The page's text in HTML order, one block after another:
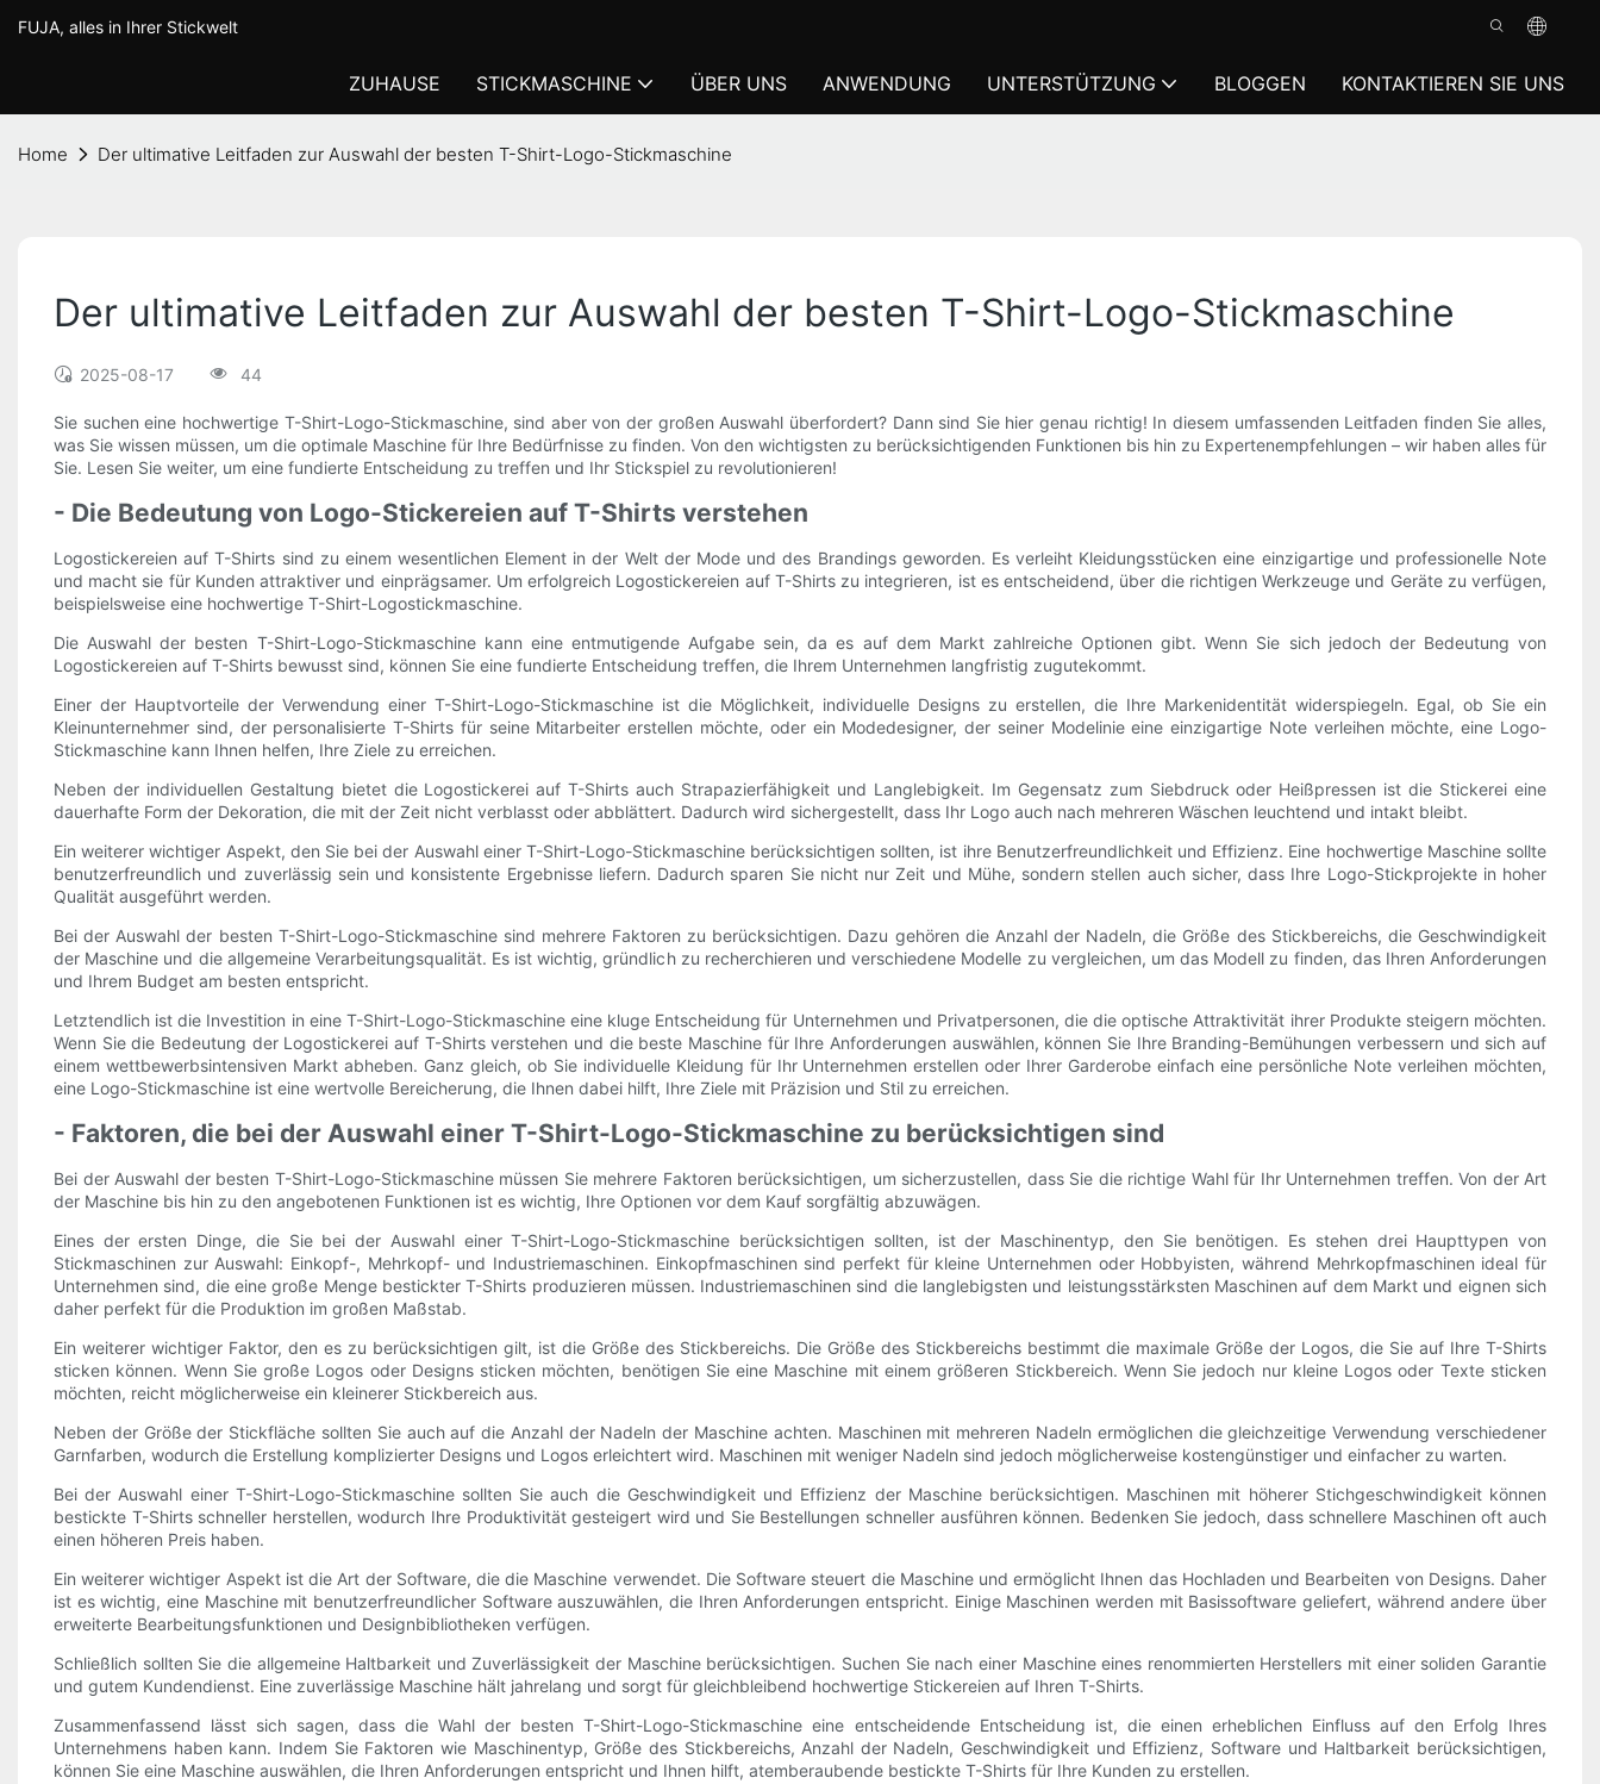
FUJA, alles in Ihrer Stickwelt
ZUHAUSE STICKMASCHINE ÜBER UNS ANWENDUNG UNTERSTÜTZUNG BLOGGEN KONTAKTIEREN SIE UNS
Home Der ultimative Leitfaden zur Auswahl der besten T-Shirt-Logo-Stickmaschine
Der ultimative Leitfaden zur Auswahl der besten T-Shirt-Logo-Stickmaschine
2025-08-17 44
Sie suchen eine hochwertige T-Shirt-Logo-Stickmaschine, sind aber von der großen Auswahl überfordert? Dann sind Sie hier genau richtig! In diesem umfassenden Leitfaden finden Sie alles,
was Sie wissen müssen, um die optimale Maschine für Ihre Bedürfnisse zu finden. Von den wichtigsten zu berücksichtigenden Funktionen bis hin zu Expertenempfehlungen – wir haben alles für
Sie. Lesen Sie weiter, um eine fundierte Entscheidung zu treffen und Ihr Stickspiel zu revolutionieren!
- Die Bedeutung von Logo-Stickereien auf T-Shirts verstehen
Logostickereien auf T-Shirts sind zu einem wesentlichen Element in der Welt der Mode und des Brandings geworden. Es verleiht Kleidungsstücken eine einzigartige und professionelle Note
und macht sie für Kunden attraktiver und einprägsamer. Um erfolgreich Logostickereien auf T-Shirts zu integrieren, ist es entscheidend, über die richtigen Werkzeuge und Geräte zu verfügen,
beispielsweise eine hochwertige T-Shirt-Logostickmaschine.
Die Auswahl der besten T-Shirt-Logo-Stickmaschine kann eine entmutigende Aufgabe sein, da es auf dem Markt zahlreiche Optionen gibt. Wenn Sie sich jedoch der Bedeutung von
Logostickereien auf T-Shirts bewusst sind, können Sie eine fundierte Entscheidung treffen, die Ihrem Unternehmen langfristig zugutekommt.
Einer der Hauptvorteile der Verwendung einer T-Shirt-Logo-Stickmaschine ist die Möglichkeit, individuelle Designs zu erstellen, die Ihre Markenidentität widerspiegeln. Egal, ob Sie ein
Kleinunternehmer sind, der personalisierte T-Shirts für seine Mitarbeiter erstellen möchte, oder ein Modedesigner, der seiner Modelinie eine einzigartige Note verleihen möchte, eine Logo-
Stickmaschine kann Ihnen helfen, Ihre Ziele zu erreichen.
Neben der individuellen Gestaltung bietet die Logostickerei auf T-Shirts auch Strapazierfähigkeit und Langlebigkeit. Im Gegensatz zum Siebdruck oder Heißpressen ist die Stickerei eine
dauerhafte Form der Dekoration, die mit der Zeit nicht verblasst oder abblättert. Dadurch wird sichergestellt, dass Ihr Logo auch nach mehreren Wäschen leuchtend und intakt bleibt.
Ein weiterer wichtiger Aspekt, den Sie bei der Auswahl einer T-Shirt-Logo-Stickmaschine berücksichtigen sollten, ist ihre Benutzerfreundlichkeit und Effizienz. Eine hochwertige Maschine sollte
benutzerfreundlich und zuverlässig sein und konsistente Ergebnisse liefern. Dadurch sparen Sie nicht nur Zeit und Mühe, sondern stellen auch sicher, dass Ihre Logo-Stickprojekte in hoher
Qualität ausgeführt werden.
Bei der Auswahl der besten T-Shirt-Logo-Stickmaschine sind mehrere Faktoren zu berücksichtigen. Dazu gehören die Anzahl der Nadeln, die Größe des Stickbereichs, die Geschwindigkeit
der Maschine und die allgemeine Verarbeitungsqualität. Es ist wichtig, gründlich zu recherchieren und verschiedene Modelle zu vergleichen, um das Modell zu finden, das Ihren Anforderungen
und Ihrem Budget am besten entspricht.
Letztendlich ist die Investition in eine T-Shirt-Logo-Stickmaschine eine kluge Entscheidung für Unternehmen und Privatpersonen, die die optische Attraktivität ihrer Produkte steigern möchten.
Wenn Sie die Bedeutung der Logostickerei auf T-Shirts verstehen und die beste Maschine für Ihre Anforderungen auswählen, können Sie Ihre Branding-Bemühungen verbessern und sich auf
einem wettbewerbsintensiven Markt abheben. Ganz gleich, ob Sie individuelle Kleidung für Ihr Unternehmen erstellen oder Ihrer Garderobe einfach eine persönliche Note verleihen möchten,
eine Logo-Stickmaschine ist eine wertvolle Bereicherung, die Ihnen dabei hilft, Ihre Ziele mit Präzision und Stil zu erreichen.
- Faktoren, die bei der Auswahl einer T-Shirt-Logo-Stickmaschine zu berücksichtigen sind
Bei der Auswahl der besten T-Shirt-Logo-Stickmaschine müssen Sie mehrere Faktoren berücksichtigen, um sicherzustellen, dass Sie die richtige Wahl für Ihr Unternehmen treffen. Von der Art
der Maschine bis hin zu den angebotenen Funktionen ist es wichtig, Ihre Optionen vor dem Kauf sorgfältig abzuwägen.
Eines der ersten Dinge, die Sie bei der Auswahl einer T-Shirt-Logo-Stickmaschine berücksichtigen sollten, ist der Maschinentyp, den Sie benötigen. Es stehen drei Haupttypen von
Stickmaschinen zur Auswahl: Einkopf-, Mehrkopf- und Industriemaschinen. Einkopfmaschinen sind perfekt für kleine Unternehmen oder Hobbyisten, während Mehrkopfmaschinen ideal für
Unternehmen sind, die eine große Menge bestickter T-Shirts produzieren müssen. Industriemaschinen sind die langlebigsten und leistungsstärksten Maschinen auf dem Markt und eignen sich
daher perfekt für die Produktion im großen Maßstab.
Ein weiterer wichtiger Faktor, den es zu berücksichtigen gilt, ist die Größe des Stickbereichs. Die Größe des Stickbereichs bestimmt die maximale Größe der Logos, die Sie auf Ihre T-Shirts
sticken können. Wenn Sie große Logos oder Designs sticken möchten, benötigen Sie eine Maschine mit einem größeren Stickbereich. Wenn Sie jedoch nur kleine Logos oder Texte sticken
möchten, reicht möglicherweise ein kleinerer Stickbereich aus.
Neben der Größe der Stickfläche sollten Sie auch auf die Anzahl der Nadeln der Maschine achten. Maschinen mit mehreren Nadeln ermöglichen die gleichzeitige Verwendung verschiedener
Garnfarben, wodurch die Erstellung komplizierter Designs und Logos erleichtert wird. Maschinen mit weniger Nadeln sind jedoch möglicherweise kostengünstiger und einfacher zu warten.
Bei der Auswahl einer T-Shirt-Logo-Stickmaschine sollten Sie auch die Geschwindigkeit und Effizienz der Maschine berücksichtigen. Maschinen mit höherer Stichgeschwindigkeit können
bestickte T-Shirts schneller herstellen, wodurch Ihre Produktivität gesteigert wird und Sie Bestellungen schneller ausführen können. Bedenken Sie jedoch, dass schnellere Maschinen oft auch
einen höheren Preis haben.
Ein weiterer wichtiger Aspekt ist die Art der Software, die die Maschine verwendet. Die Software steuert die Maschine und ermöglicht Ihnen das Hochladen und Bearbeiten von Designs. Daher
ist es wichtig, eine Maschine mit benutzerfreundlicher Software auszuwählen, die Ihren Anforderungen entspricht. Einige Maschinen werden mit Basissoftware geliefert, während andere über
erweiterte Bearbeitungsfunktionen und Designbibliotheken verfügen.
Schließlich sollten Sie die allgemeine Haltbarkeit und Zuverlässigkeit der Maschine berücksichtigen. Suchen Sie nach einer Maschine eines renommierten Herstellers mit einer soliden Garantie
und gutem Kundendienst. Eine zuverlässige Maschine hält jahrelang und sorgt für gleichbleibend hochwertige Stickereien auf Ihren T-Shirts.
Zusammenfassend lässt sich sagen, dass die Wahl der besten T-Shirt-Logo-Stickmaschine eine entscheidende Entscheidung ist, die einen erheblichen Einfluss auf den Erfolg Ihres
Unternehmens haben kann. Indem Sie Faktoren wie Maschinentyp, Größe des Stickbereichs, Anzahl der Nadeln, Geschwindigkeit und Effizienz, Software und Haltbarkeit berücksichtigen,
können Sie eine Maschine auswählen, die Ihren Anforderungen entspricht und Ihnen hilft, atemberaubende bestickte T-Shirts für Ihre Kunden zu erstellen.